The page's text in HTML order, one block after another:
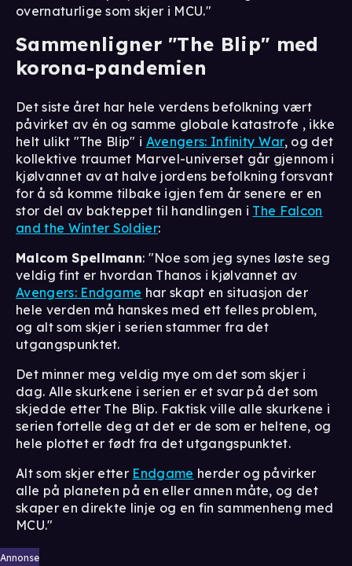
overnaturlige som skjer i MCU."
Sammenligner "The Blip" med
korona-pandemien
Det siste året har hele verdens befolkning vært
påvirket av én og samme globale katastrofe , ikke
helt ulikt "The Blip" i Avengers: Infinity War, og det
kollektive traumet Marvel-universet går gjennom i
kjølvannet av at halve jordens befolkning forsvant
for å så komme tilbake igjen fem år senere er en
stor del av bakteppet til handlingen i The Falcon
and the Winter Soldier:
Malcom Spellmann: "Noe som jeg synes løste seg
veldig fint er hvordan Thanos i kjølvannet av
Avengers: Endgame har skapt en situasjon der
hele verden må hanskes med ett felles problem,
og alt som skjer i serien stammer fra det
utgangspunktet.
Det minner meg veldig mye om det som skjer i
dag. Alle skurkene i serien er et svar på det som
skjedde etter The Blip. Faktisk ville alle skurkene i
serien fortelle deg at det er de som er heltene, og
hele plottet er født fra det utgangspunktet.
Alt som skjer etter Endgame herder og påvirker
alle på planeten på en eller annen måte, og det
skaper en direkte linje og en fin sammenheng med
MCU."
Annonse